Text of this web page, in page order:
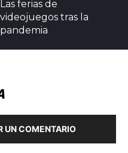
Las ferias de
videojuegos tras la
pandemia
UN COMENTARIO